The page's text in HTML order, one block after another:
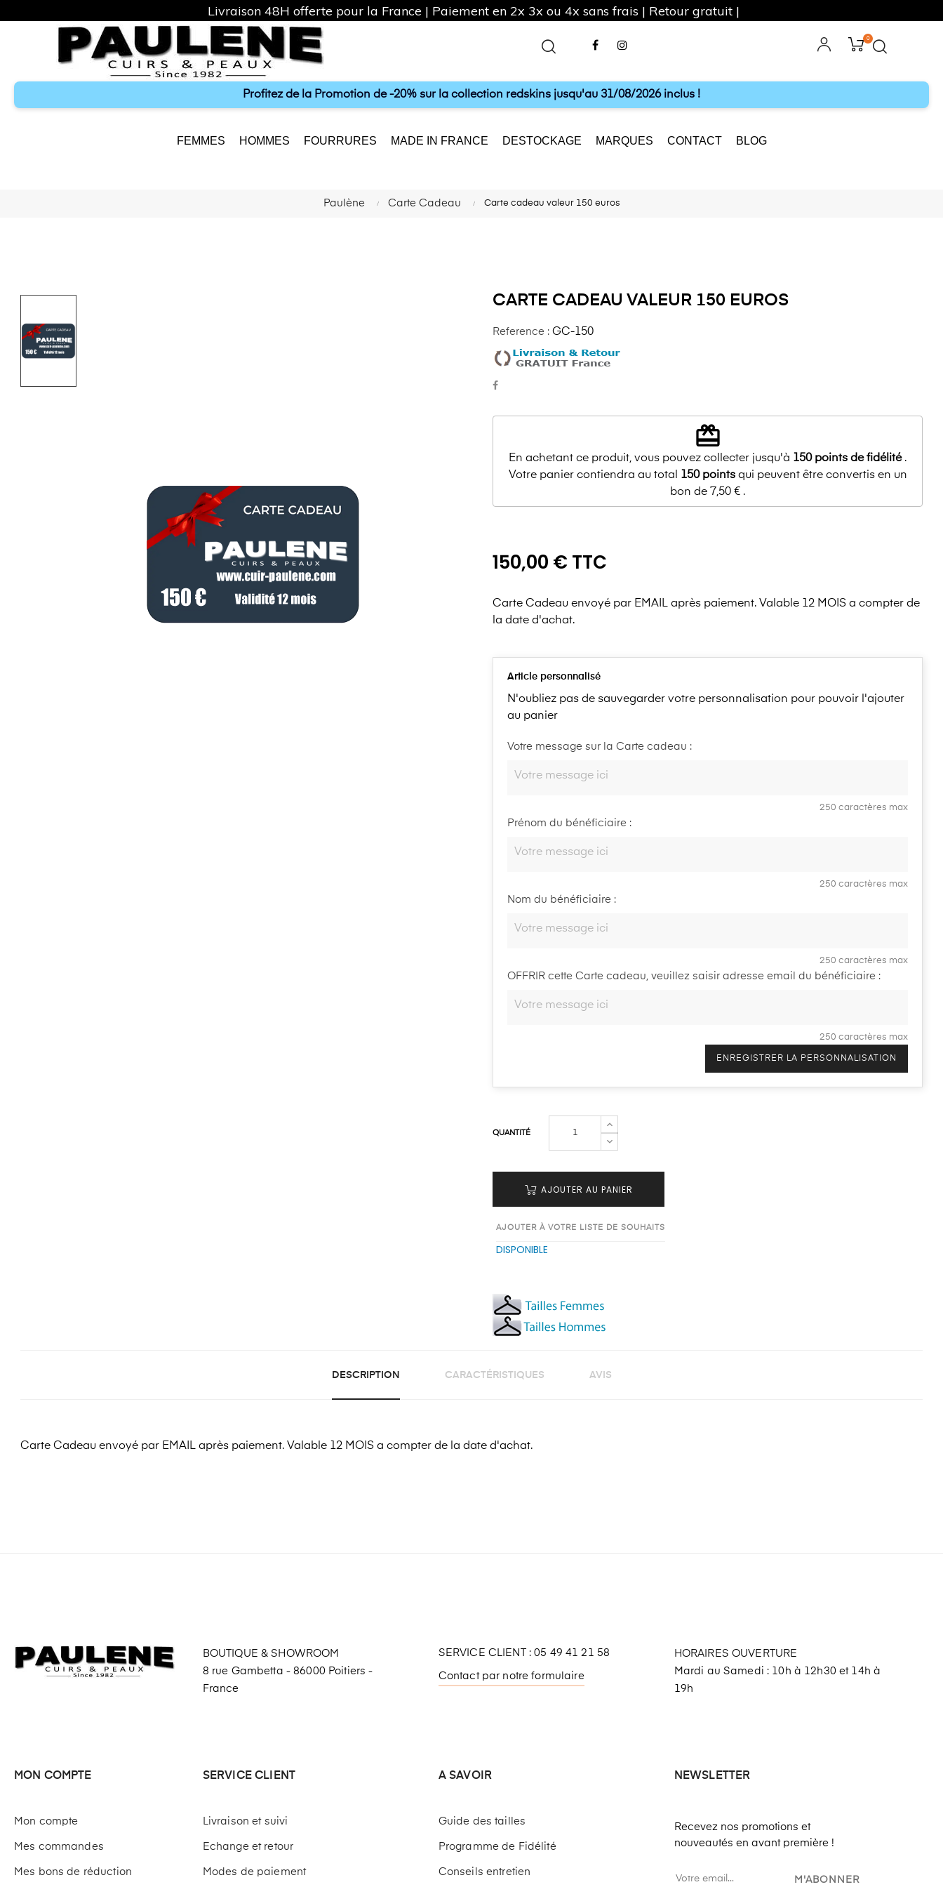
Facebook
0
Profitez de la Promotion de -20% sur la collection redskins jusqu'au 31/08/2026 inclus !
FEMMES HOMMES FOURRURES MADE IN FRANCE DESTOCKAGE MARQUES CONTACT BLOG
Paulène Carte Cadeau Carte cadeau valeur 150 euros
CARTE CADEAU VALEUR 150 EUROS
Reference : GC-150
redeem
En achetant ce produit, vous pouvez collecter jusqu'à 150points de fidélité.
Votre panier contiendra au total 150pointsqui peuvent être convertis en un
bon de 7,50 € .
150,00 € TTC
Carte Cadeau envoyé par EMAIL après paiement. Valable 12 MOIS a compter de
la date d'achat.
Article personnalisé
N'oubliez pas de sauvegarder votre personnalisation pour pouvoir l'ajouter
au panier
Votre message sur la Carte cadeau :
250 caractères max
Prénom du bénéficiaire :
250 caractères max
Nom du bénéficiaire :
250 caractères max
OFFRIR cette Carte cadeau, veuillez saisir adresse email du bénéficiaire :
250 caractères max
ENREGISTRER LA PERSONNALISATION
QUANTITÉ
AJOUTER AU PANIER
AJOUTER À VOTRE LISTE DE SOUHAITS
DISPONIBLE
DESCRIPTION CARACTÉRISTIQUES AVIS
Carte Cadeau envoyé par EMAIL après paiement. Valable 12 MOIS a compter de la date d'achat.
BOUTIQUE & SHOWROOM
8 rue Gambetta - 86000 Poitiers -
France
SERVICE CLIENT : 05 49 41 21 58
Contact par notre formulaire
HORAIRES OUVERTURE
Mardi au Samedi : 10h à 12h30 et 14h à
19h
MON COMPTE
Mon compte
Mes commandes
Mes bons de réduction
SERVICE CLIENT
Livraison et suivi
Echange et retour
Modes de paiement
A SAVOIR
Guide des tailles
Programme de Fidélité
Conseils entretien
NEWSLETTER
Recevez nos promotions et
nouveautés en avant première !
M'ABONNER
Livraison 48H offerte pour la France | Paiement en 2x 3x ou 4x sans frais | Retour gratuit |